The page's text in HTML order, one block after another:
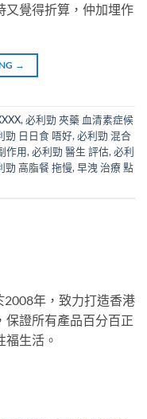
又覺得折算，仲加埋作
→
, 必利勁 夾藥 血清素症候
勁 日日食 唔好, 必利勁 混合
作用, 必利勁 醫生 評估, 必利
勁 高脂餐 拖慢, 早洩 治療 點
2008年，致力打造香港
保證所有產品百分百正
生活。